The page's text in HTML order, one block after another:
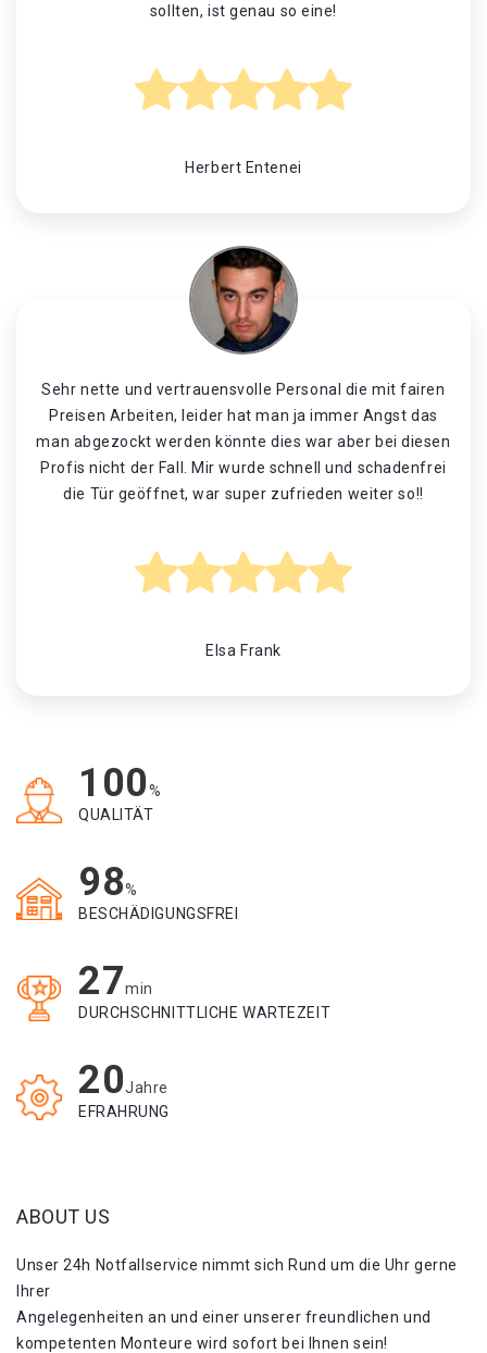
sollten, ist genau so eine!
Herbert Entenei
Sehr nette und vertrauensvolle Personal die mit fairen
Preisen Arbeiten, leider hat man ja immer Angst das
man abgezockt werden könnte dies war aber bei diesen
Profis nicht der Fall. Mir wurde schnell und schadenfrei
die Tür geöffnet, war super zufrieden weiter so!!
Elsa Frank
100%
QUALITÄT
98%
BESCHÄDIGUNGSFREI
27min
DURCHSCHNITTLICHE WARTEZEIT
20Jahre
EFRAHRUNG
ABOUT US
Unser 24h Notfallservice nimmt sich Rund um die Uhr gerne
Ihrer
Angelegenheiten an und einer unserer freundlichen und
kompetenten Monteure wird sofort bei Ihnen sein!